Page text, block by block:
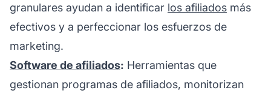
granulares ayudan a identificar los afiliados más
efectivos y a perfeccionar los esfuerzos de
marketing.
Software de afiliados: Herramientas que
gestionan programas de afiliados, monitorizan